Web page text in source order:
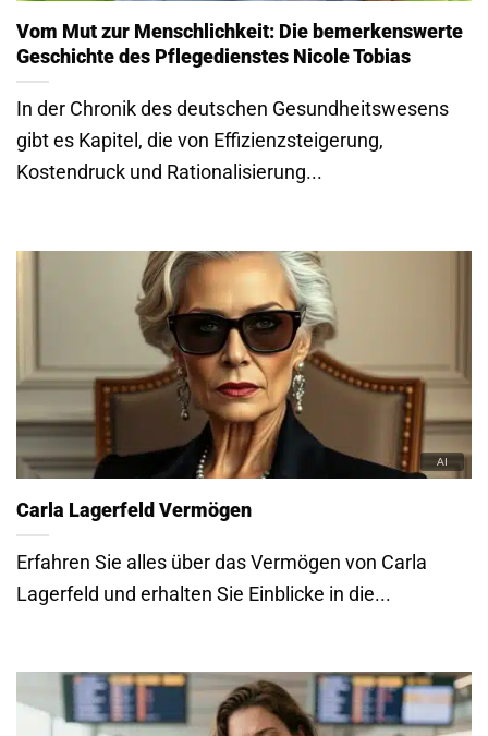
Vom Mut zur Menschlichkeit: Die bemerkenswerte
Geschichte des Pflegedienstes Nicole Tobias
In der Chronik des deutschen Gesundheitswesens
gibt es Kapitel, die von Effizienzsteigerung,
Kostendruck und Rationalisierung...
Carla Lagerfeld Vermögen
Erfahren Sie alles über das Vermögen von Carla
Lagerfeld und erhalten Sie Einblicke in die...